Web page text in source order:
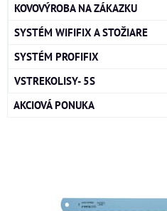
KOVOVÝROBA NA ZÁKAZKU
SYSTÉM WIFIFIX A STOŽIARE
SYSTÉM PROFIFIX
VSTREKOLISY- 5S
AKCIOVÁ PONUKA